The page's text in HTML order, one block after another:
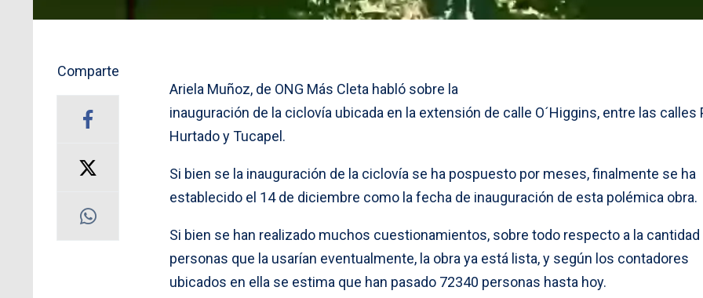
Comparte
Ariela Muñoz, de ONG Más Cleta habló sobre la
inauguración de la ciclovía ubicada en la extensión de calle O´Higgins, entre las calles
Hurtado y Tucapel.
Si bien se la inauguración de la ciclovía se ha pospuesto por meses, finalmente se ha
establecido el 14 de diciembre como la fecha de inauguración de esta polémica obra.
Si bien se han realizado muchos cuestionamientos, sobre todo respecto a la cantidad
personas que la usarían eventualmente, la obra ya está lista, y según los contadores
ubicados en ella se estima que han pasado 72340 personas hasta hoy.